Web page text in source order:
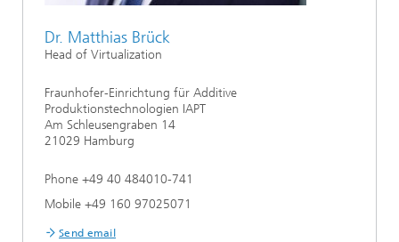
Dr. Matthias Brück
Head of Virtualization
Fraunhofer-Einrichtung für Additive
Produktionstechnologien IAPT
Am Schleusengraben 14
21029 Hamburg
Phone +49 40 484010-741
Mobile +49 160 97025071
Send email